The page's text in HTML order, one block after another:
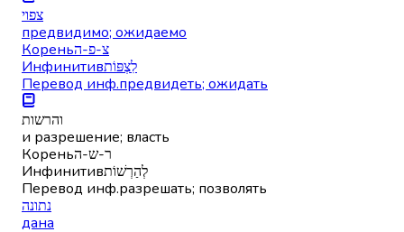
צפוי
предвидимо; ожидаемо
Кореньצ-פ-ה
Инфинитивלִצְפּוֹת
Перевод инф.предвидеть; ожидать
והרשות
и разрешение; власть
Кореньר-ש-ה
Инфинитивלְהַרְשׁוֹת
Перевод инф.разрешать; позволять
נתונה
дана